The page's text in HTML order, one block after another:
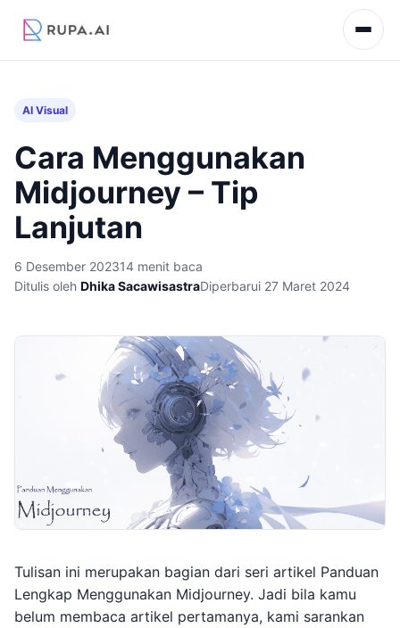
AI Visual
Cara Menggunakan
Midjourney – Tip
Lanjutan
6 Desember 202314 menit baca
Ditulis oleh Dhika SacawisastraDiperbarui 27 Maret 2024
Tulisan ini merupakan bagian dari seri artikel Panduan
Lengkap Menggunakan Midjourney. Jadi bila kamu
belum membaca artikel pertamanya, kami sarankan